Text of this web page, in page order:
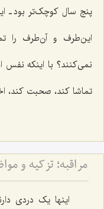
پنج سال کوچک‌تر بود ـ
این‌طرف و آن‌طرف را
نمی‌کنند؟ با اینکه
تماشا کند، صحبت کند،
اینها یک دردی